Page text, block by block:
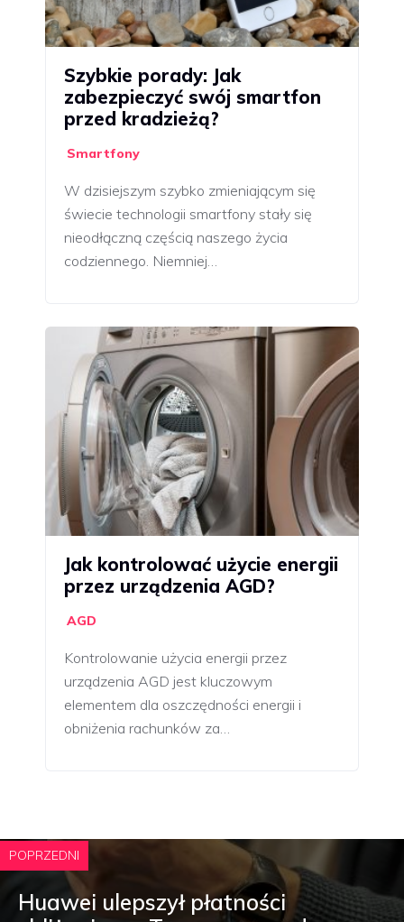
Szybkie porady: Jak
zabezpieczyć swój smartfon
przed kradzieżą?
Smartfony
W dzisiejszym szybko zmieniającym się
świecie technologii smartfony stały się
nieodłączną częścią naszego życia
codziennego. Niemniej…
Jak kontrolować użycie energii
przez urządzenia AGD?
AGD
Kontrolowanie użycia energii przez
urządzenia AGD jest kluczowym
elementem dla oszczędności energii i
obniżenia rachunków za…
POPRZEDNI
Huawei ulepszył płatności